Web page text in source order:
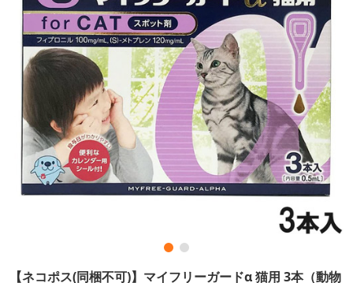
【ネコポス(同梱不可)】マイフリーガードα 猫用 3本（動物